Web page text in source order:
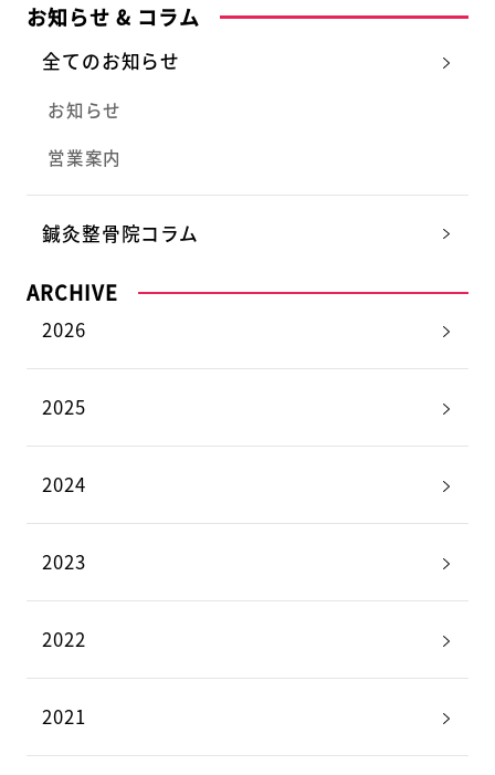
お知らせ & コラム
全てのお知らせ
お知らせ
営業案内
鍼灸整骨院コラム
ARCHIVE
2026
2025
2024
2023
2022
2021